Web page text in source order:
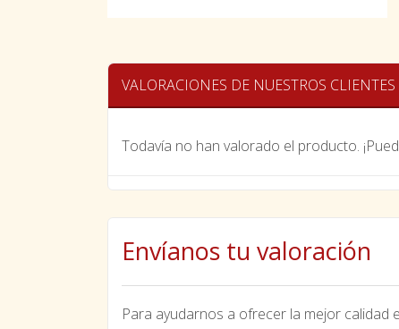
VALORACIONES DE NUESTROS CLIENTES
Todavía no han valorado el producto.
Envíanos tu valoración
Para ayudarnos a ofrecer la mejor calidad